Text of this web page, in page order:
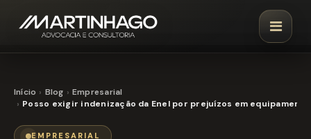
Início Blog
Empresarial
Posso exigir indenização da Enel por prejuízos em
EMPRESARIAL